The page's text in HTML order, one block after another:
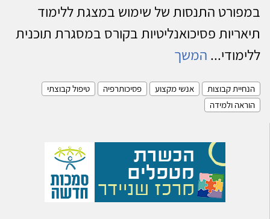
במפורט התנסות של שימוש במצגת ללימוד
תיאריות פסיכואנליטיות בקורס במסגרת תוכנית
ללימודי... המשך
הנחיית קבוצות אנשי מקצוע פסיכותרפיה
טיפול קבוצתי
הוראה ולמידה